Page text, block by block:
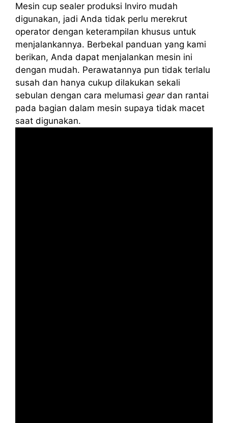
Mesin cup sealer produksi Inviro mudah
digunakan, jadi Anda tidak perlu merekrut
operator dengan keterampilan khusus untuk
menjalankannya. Berbekal panduan yang kami
berikan, Anda dapat menjalankan mesin ini
dengan mudah. Perawatannya pun tidak terlalu
susah dan hanya cukup dilakukan sekali
sebulan dengan cara melumasi geardan rantai
pada bagian dalam mesin supaya tidak macet
saat digunakan.